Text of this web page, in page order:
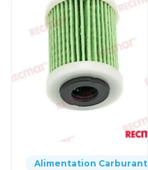
Alimentation Carburant